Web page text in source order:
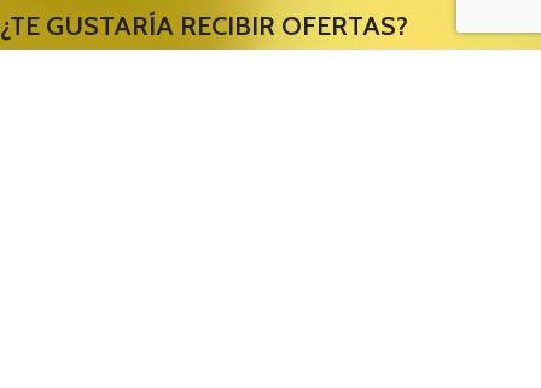
¿TE GUSTARÍA RECIBIR OFERTAS?